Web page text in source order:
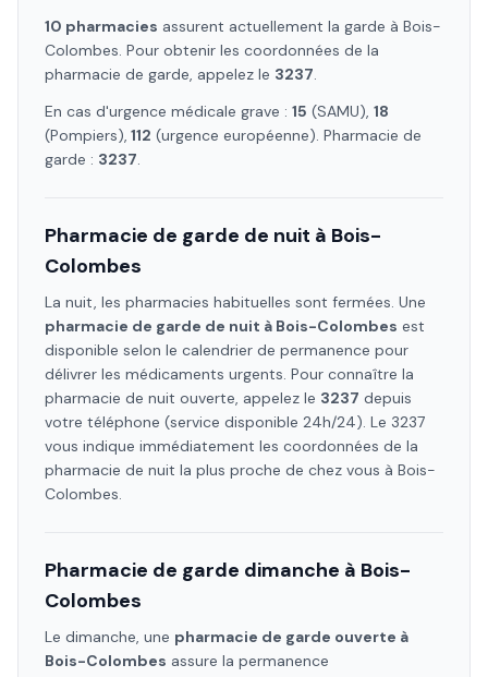
10 pharmacies assurent actuellement la garde à Bois-
Colombes. Pour obtenir les coordonnées de la
pharmacie de garde, appelez le 3237.
En cas d'urgence médicale grave : 15 (SAMU), 18
(Pompiers), 112 (urgence européenne). Pharmacie de
garde : 3237.
Pharmacie de garde de nuit à Bois-
Colombes
La nuit, les pharmacies habituelles sont fermées. Une
pharmacie de garde de nuit à Bois-Colombes est
disponible selon le calendrier de permanence pour
délivrer les médicaments urgents. Pour connaître la
pharmacie de nuit ouverte, appelez le 3237 depuis
votre téléphone (service disponible 24h/24). Le 3237
vous indique immédiatement les coordonnées de la
pharmacie de nuit la plus proche de chez vous à Bois-
Colombes.
Pharmacie de garde dimanche à Bois-
Colombes
Le dimanche, une pharmacie de garde ouverte à
Bois-Colombes assure la permanence